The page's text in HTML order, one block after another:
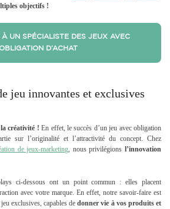
objectifs !
UN SPÉCIALISTE DES JEUX AVEC
D’ACHAT
jeu innovantes et exclusives
la créativité !En effet, le succès d’un jeu avec obligation
sur l’originalité et l’attractivité du concept. Chez
de jeux-marketing, nous privilégionsl’innovation
ci-dessous ont un point commun : elles placent
avec votre marque. En effet, notre savoir-faire est
exclusives, capables dedonner vie à vos produits et